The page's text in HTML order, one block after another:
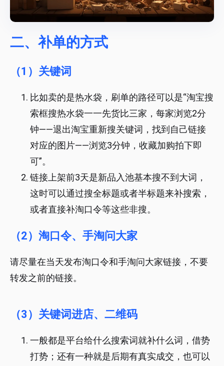
二、补单的方式
（1）关键词
比如卖的是热水袋，刷单的路径可以是“淘宝搜
索框搜热水袋一一先货比三家，每家浏览2分
钟——退出淘宝重新搜关键词，找到自己链接
对应的图片——浏览3分钟，收藏加购拍下即
可”。
链接上架前3天是新品入池基本搜不到大词，
这时可以通过搜全标题或者半标题来补搜索，
或者直接补淘口令等这些非搜。
（2）淘口令、手淘问大家
请尽量在当天发布淘口令和手淘问大家链接，不要
转发之前的链接。
（3）关键词进店、二维码
一般都是平台给什么搜索词就补什么词，借势
打势；还有一种就是后期有真实成交，也可以